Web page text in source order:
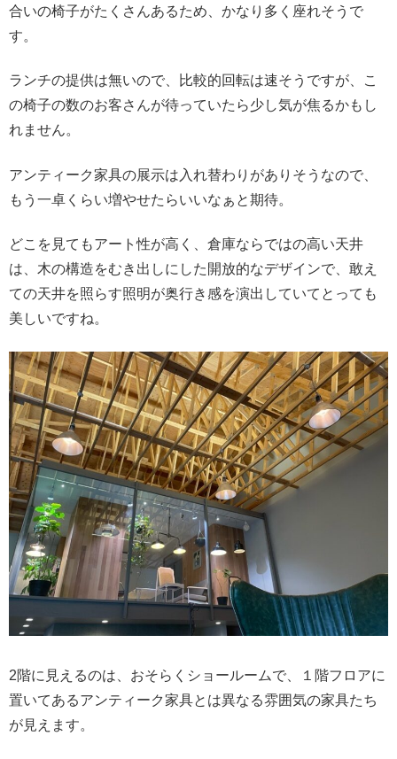
合いの椅子がたくさんあるため、かなり多く座れそうで
す。
ランチの提供は無いので、比較的回転は速そうですが、こ
の椅子の数のお客さんが待っていたら少し気が焦るかもし
れません。
アンティーク家具の展示は入れ替わりがありそうなので、
もう一卓くらい増やせたらいいなぁと期待。
どこを見てもアート性が高く、倉庫ならではの高い天井
は、木の構造をむき出しにした開放的なデザインで、敢え
ての天井を照らす照明が奥行き感を演出していてとっても
美しいですね。
2階に見えるのは、おそらくショールームで、１階フロアに
置いてあるアンティーク家具とは異なる雰囲気の家具たち
が見えます。